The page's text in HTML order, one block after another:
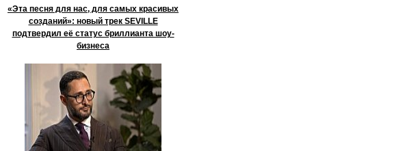
«Эта песня для нас, для самых красивых
созданий»: новый трек SEVILLE
подтвердил её статус бриллианта шоу-
бизнеса